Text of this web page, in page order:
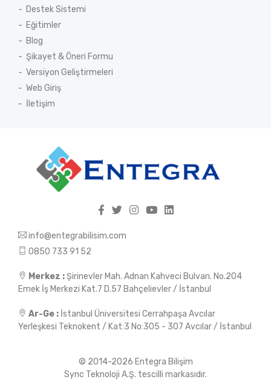
Destek Sistemi
Eğitimler
Blog
Şikayet & Öneri Formu
Versiyon Geliştirmeleri
Web Giriş
İletişim
info@entegrabilisim.com
0850 733 91 52
Merkez :Şirinevler Mah. Adnan Kahveci Bulvarı. No.204
Emek İş Merkezi Kat.7 D.57 Bahçelievler / İstanbul
Ar-Ge : İstanbul Üniversitesi Cerrahpaşa Avcılar
Yerleşkesi Teknokent / Kat:3 No:305 - 307 Avcılar / İstanbul
© 2014-2026 Entegra Bilişim
Sync Teknoloji A.Ş. tescilli markasıdır.